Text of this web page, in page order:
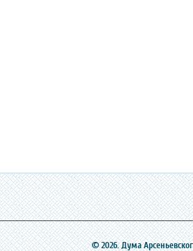
© 2026. Дума